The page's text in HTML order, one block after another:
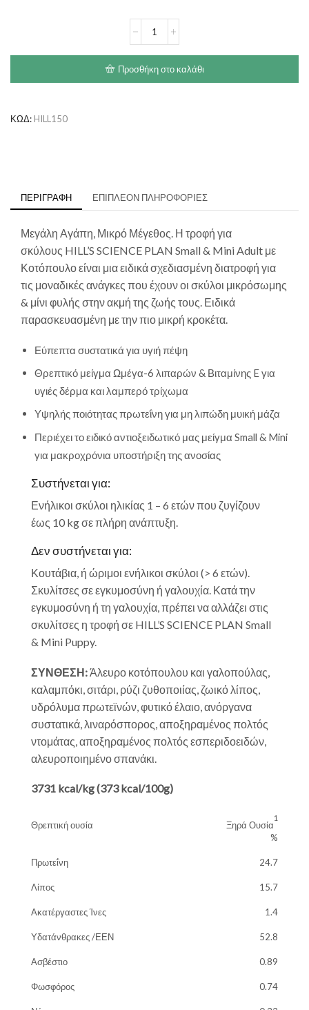
Science
Small
&
Προσθήκη στο καλάθι
ΚΩΔ: HILL150
ΠΕΡΙΓΡΑΦΉ ΕΠΙΠΛΈΟΝ ΠΛΗΡΟΦΟΡΊΕΣ
Μεγάλη Αγάπη, Μικρό Μέγεθος. Η τροφή για
σκύλους HILL’S SCIENCE PLAN Small & Mini Adult με
Κοτόπουλο είναι μια ειδικά σχεδιασμένη διατροφή για
τις μοναδικές ανάγκες που έχουν οι σκύλοι μικρόσωμης
& μίνι φυλής στην ακμή της ζωής τους. Ειδικά
παρασκευασμένη με την πιο μικρή κροκέτα.
Εύπεπτα συστατικά για υγιή πέψη
Θρεπτικό μείγμα Ωμέγα-6 λιπαρών & Βιταμίνης E για
υγιές δέρμα και λαμπερό τρίχωμα
Υψηλής ποιότητας πρωτεΐνη για μη λιπώδη μυική μάζα
Περιέχει το ειδικό αντιοξειδωτικό μας μείγμα Small & Mini
για μακροχρόνια υποστήριξη της ανοσίας
Συστήνεται για:
Ενήλικοι σκύλοι ηλικίας 1 – 6 ετών που ζυγίζουν
έως 10 kg σε πλήρη ανάπτυξη.
Δεν συστήνεται για:
Κουτάβια, ή ώριμοι ενήλικοι σκύλοι (> 6 ετών).
Σκυλίτσες σε εγκυμοσύνη ή γαλουχία. Κατά την
εγκυμοσύνη ή τη γαλουχία, πρέπει να αλλάζει στις
σκυλίτσες η τροφή σε HILL’S SCIENCE PLAN Small
& Mini Puppy.
ΣΥΝΘΕΣΗ:Άλευρο κοτόπουλου και γαλοπούλας,
καλαμπόκι, σιτάρι, ρύζι ζυθοποιίας, ζωικό λίπος,
υδρόλυμα πρωτεϊνών, φυτικό έλαιο, ανόργανα
συστατικά, λιναρόσπορος, αποξηραμένος πολτός
ντομάτας, αποξηραμένος πολτός εσπεριδοειδών,
αλευροποιημένο σπανάκι.
3731 kcal/kg (373 kcal/100g)
Θρεπτική ουσία Ξηρά Ουσία
1
%
Πρωτεΐνη 24.7
Λίπος 15.7
Ακατέργαστες Ίνες 1.4
Υδατάνθρακες /ΕΕΝ 52.8
Ασβέστιο 0.89
Φωσφόρος 0.74